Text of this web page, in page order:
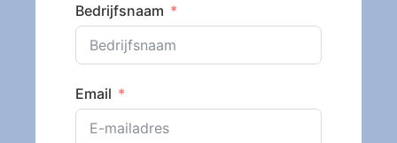
Bedrijfsnaam
Email